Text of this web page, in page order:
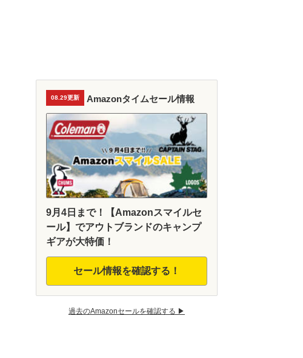
08.29更新 Amazonタイムセール情報
9月4日まで！【Amazonスマイルセ
ール】でアウトブランドのキャンプ
ギアが大特価！
セール情報を確認する！
過去のAmazonセールを確認する ▶︎